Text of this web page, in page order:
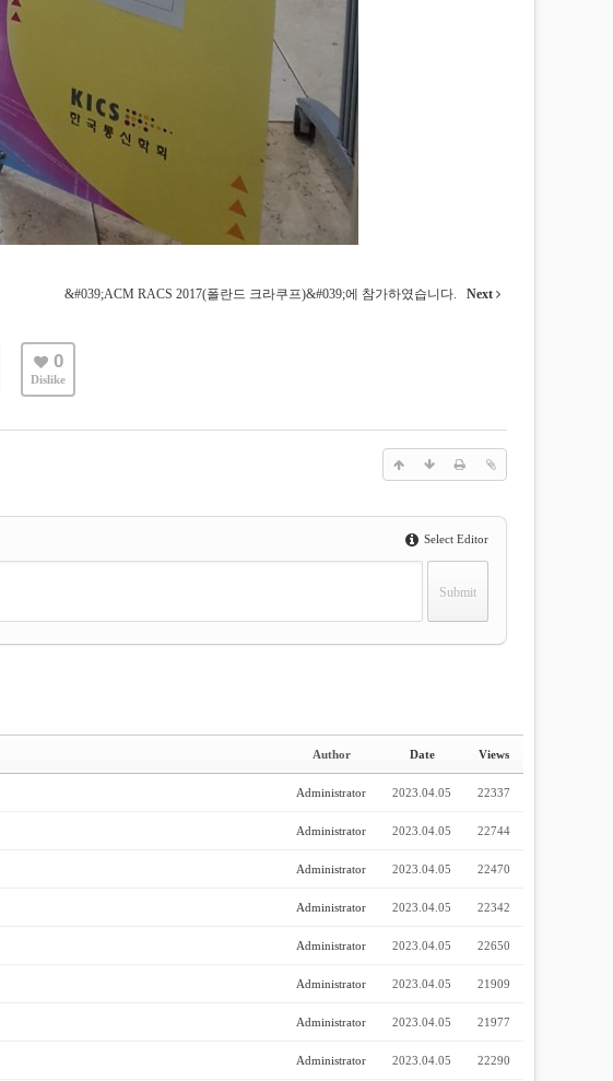
&#039;ACM RACS 2017(폴란드 크라쿠프)&#039;에 참가하였습니다. Next
0
Dislike
Select Editor
Author Date Views
Administrator 2023.04.05 22337
Administrator 2023.04.05 22744
Administrator 2023.04.05 22470
Administrator 2023.04.05 22342
Administrator 2023.04.05 22650
Administrator 2023.04.05 21909
Administrator 2023.04.05 21977
Administrator 2023.04.05 22290